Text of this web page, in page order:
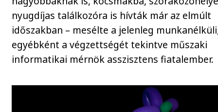
nyugdíjas találkozóra is hívták már az elmúlt
időszakban – mesélte a jelenleg
egyébként a végzettségét tekintve műszaki
informatikai mérnök asszisztens fiatalember.